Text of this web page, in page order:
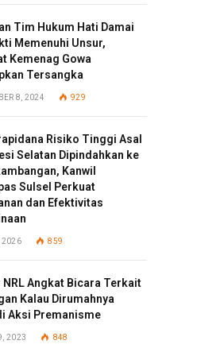
Tim Hukum Hati Damai
Memenuhi Unsur,
Kemenag Gowa
Tersangka
8, 2024 929
Risiko Tinggi Asal
Selatan Dipindahkan ke
Kanwil
Sulsel Perkuat
dan Efektivitas
2026 859
NRL Angkat Bicara Terkait
Kalau Dirumahnya
Aksi Premanisme
2023 848